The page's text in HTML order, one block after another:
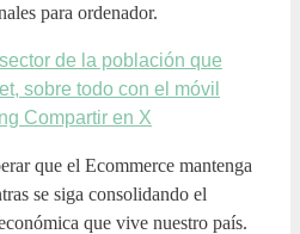
para ordenador.
de la población que
sobre todo con el móvil
Compartir en X
que el Ecommerce mantenga
se siga consolidando el
que vive nuestro país.